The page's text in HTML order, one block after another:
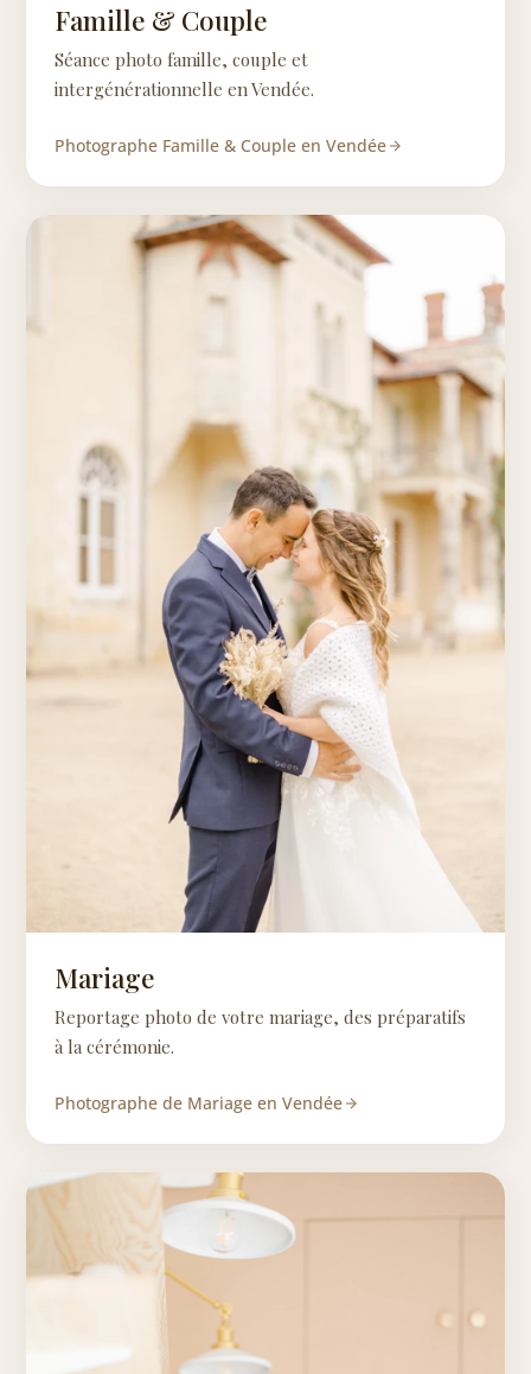
Famille & Couple
Séance photo famille, couple et
intergénérationnelle en Vendée.
Photographe Famille & Couple en Vendée
Mariage
Reportage photo de votre mariage, des préparatifs
à la cérémonie.
Photographe de Mariage en Vendée